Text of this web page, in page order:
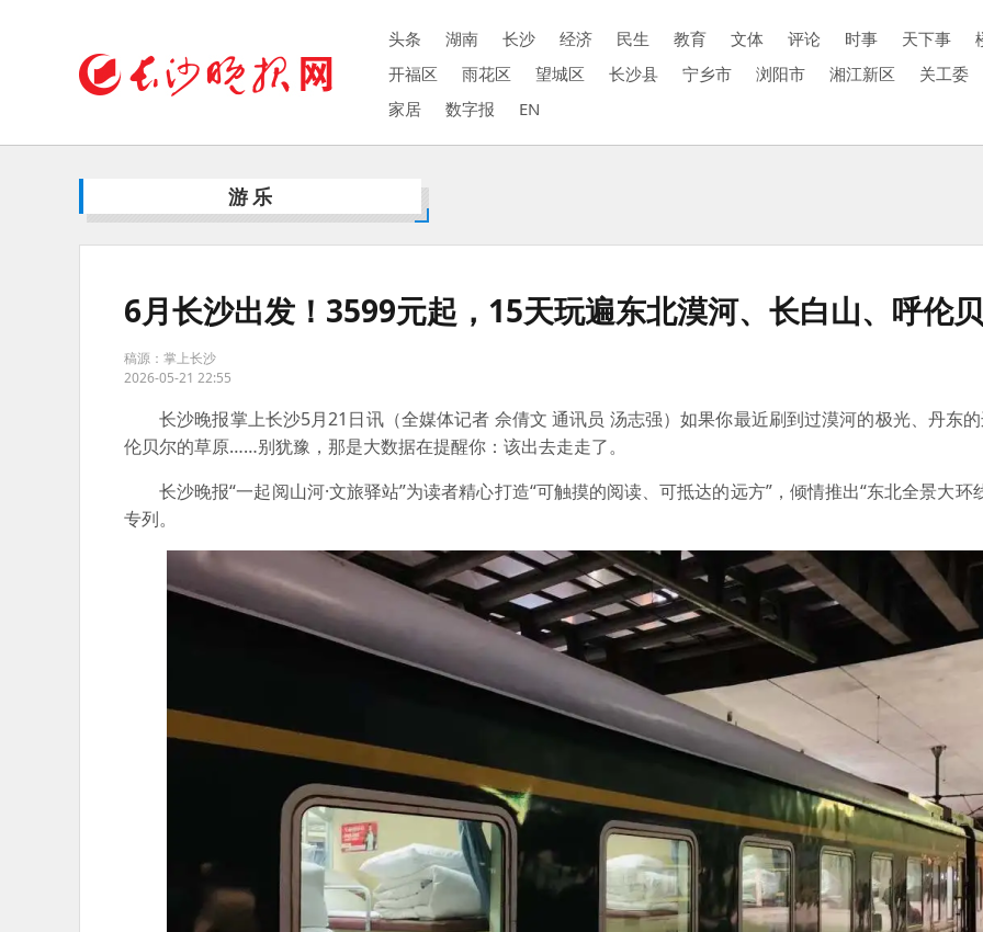
头条 湖南 长沙 经济 民生 教育 文体 评论 时事 天下事
开福区
雨花区 望城区 长沙县 宁乡市 浏阳市 湘江新区 关工委
家居
数字报 EN
游乐
6月长沙出发！3599元起，15天玩遍东北漠河、长白山、呼伦
稿源：掌上长沙
2026-05-21 22:55
长沙晚报掌上长沙5月21日讯（全媒体记者 佘倩文 通讯员 汤志强）如果你最近刷到过漠河的极光、丹东
伦贝尔的草原……别犹豫，那是大数据在提醒你：该出去走走了。
长沙晚报“一起阅山河·文旅驿站”为读者精心打造“可触摸的阅读、可抵达的远方”，倾情推出“东北全景大环
专列。